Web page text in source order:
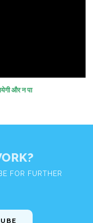
और न पा
FOR FURTHER